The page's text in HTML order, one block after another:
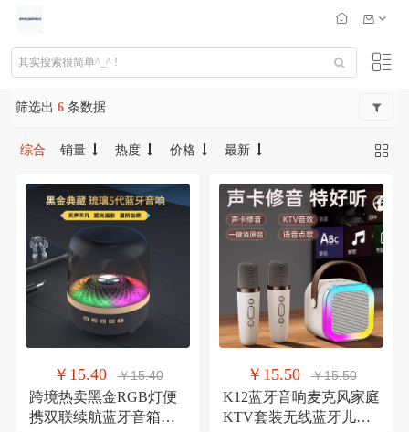
筛选出 6 条数据
综合 销量 热度 价格 最新
￥15.40 ￥15.40
跨境热卖黑金RGB灯便
携双联续航蓝牙音箱琉
￥15.50 ￥15.50
K12蓝牙音响麦克风家庭
KTV套装无线蓝牙儿童